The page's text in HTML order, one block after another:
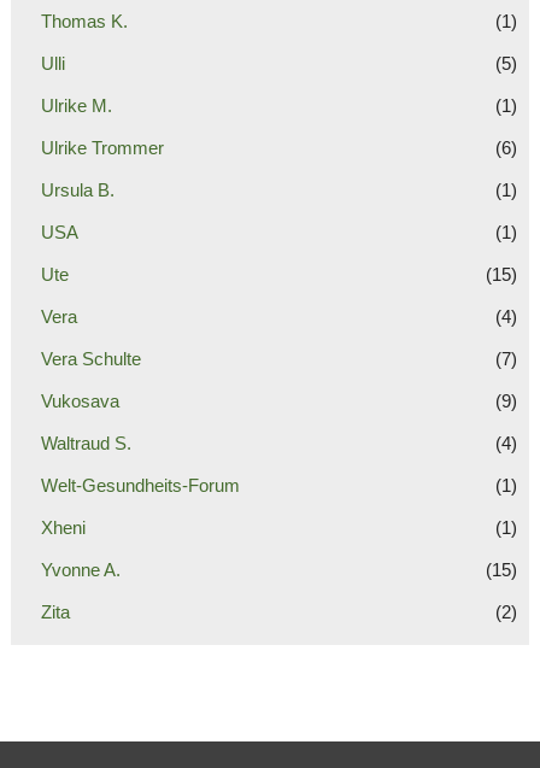
Thomas K. (1)
Ulli (5)
Ulrike M. (1)
Ulrike Trommer (6)
Ursula B. (1)
USA (1)
Ute (15)
Vera (4)
Vera Schulte (7)
Vukosava (9)
Waltraud S. (4)
Welt-Gesundheits-Forum (1)
Xheni (1)
Yvonne A. (15)
Zita (2)